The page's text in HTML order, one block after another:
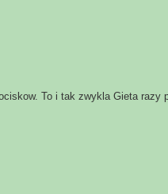
To i tak zwykla Gieta razy